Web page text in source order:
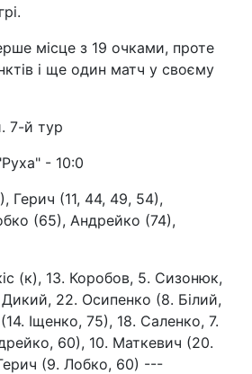
місце з 19 очками, проте
і ще один матч у своєму
7-й тур
- 10:0
Герич (11, 44, 49, 54),
(65), Андрейко (74),
(к), 13. Коробов, 5. Сизонюк,
22. Осипенко (8. Білий,
(14. Іщенко, 75), 18. Саленко, 7.
60), 10. Маткевич (20.
(9. Лобко, 60) ---